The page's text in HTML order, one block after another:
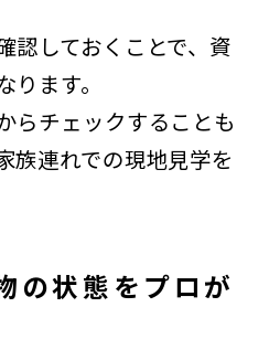
認しておくことで、資
ます。
らチェックすることも
族連れでの現地見学を
の状態をプロが